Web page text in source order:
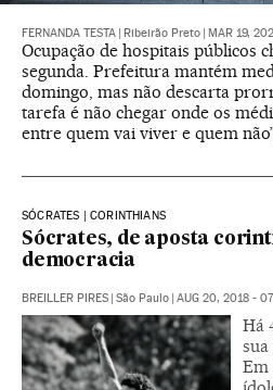
FERNANDA TESTA Ribeirão Preto MAR 19,
Ocupação de hospitais públicos
segunda. Prefeitura mantém
domingo, mas não descarta
tarefa é não chegar onde os
entre quem vai viver e quem
SÓCRATES | CORINTHIANS
Sócrates, de aposta
democracia
BREILLER PIRES São Paulo AUG 20, 2018 -
Há
Em